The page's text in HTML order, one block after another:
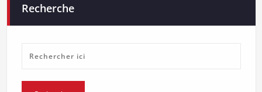
publications
Recherche